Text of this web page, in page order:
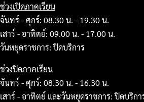
ช่วงเปิดภาคเรียน
จันทร์ - ศุกร์: 08.30 น. - 19.30 น.
เสาร์ - อาทิตย์: 09.00 น. - 17.00 น.
วันหยุดราชการ: ปิดบริการ
ช่วงปิดภาคเรียน
จันทร์ - ศุกร์: 08.30 น. - 16.30 น.
เสาร์ - อาทิตย์ และวันหยุดราชการ: ปิดบริกา